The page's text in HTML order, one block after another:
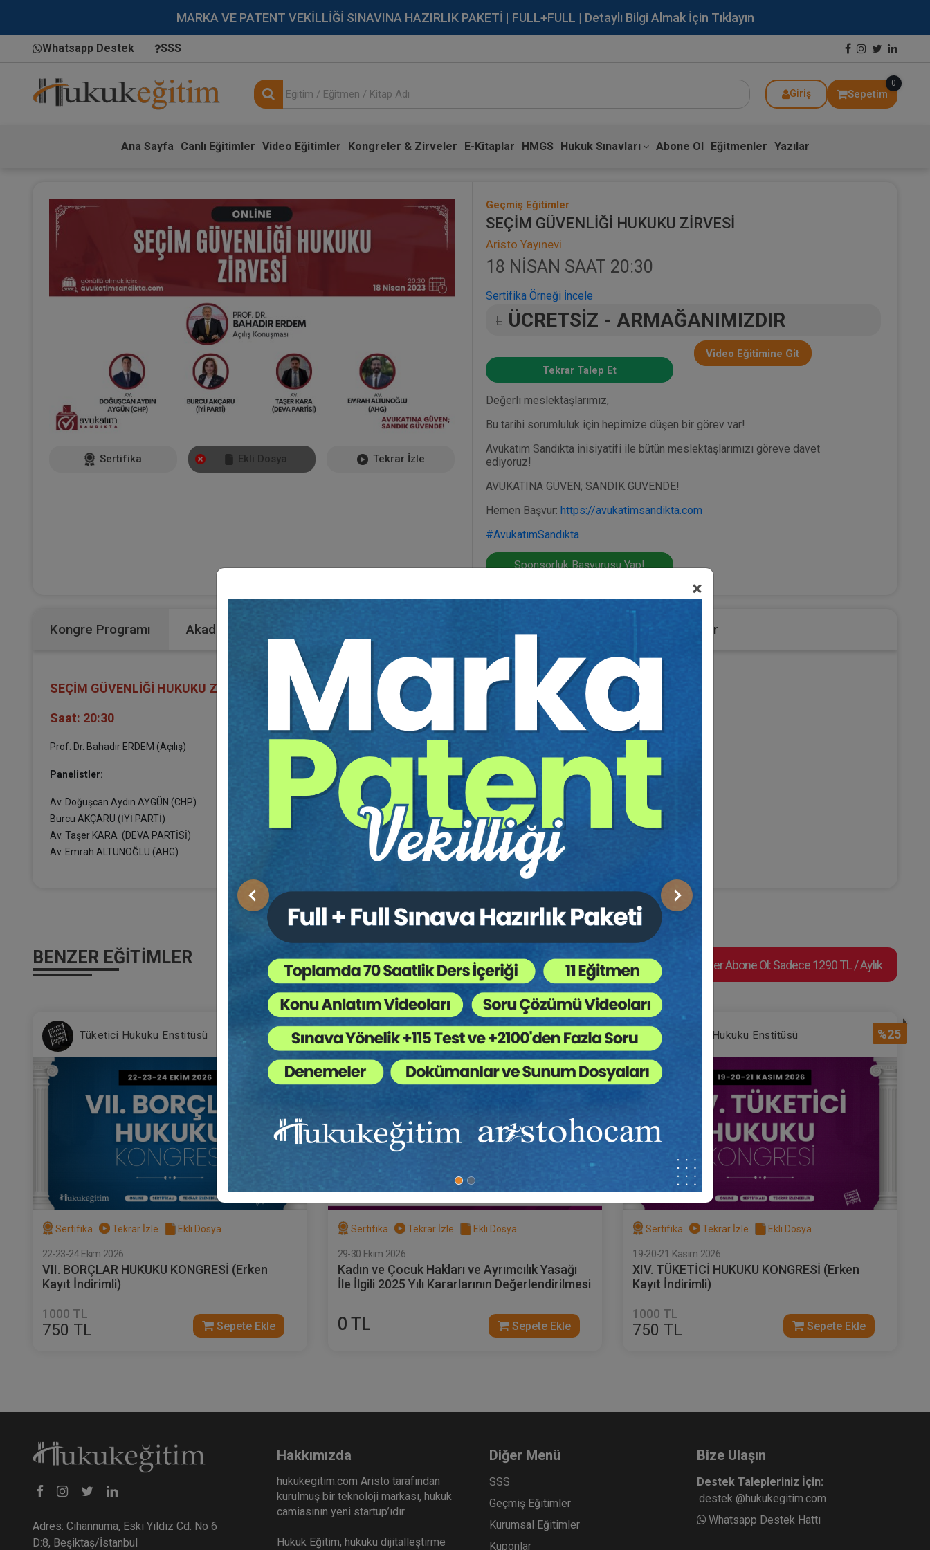
MARKA VE PATENT VEKİLLİĞİ SINAVINA HAZIRLIK PAKETİ | FULL+FULL | Detaylı Bilgi Almak İçin Tıklayın
Whatsapp Destek SSS
Giriş Sepetim
0
Ana Sayfa Canlı Eğitimler Video Eğitimler Kongreler & Zirveler E-Kitaplar HMGS Hukuk Sınavları Abone Ol Eğitmenler Yazılar
×
Önceki Sonraki
Sertifika Ekli Dosya Tekrar İzle
Geçmiş Eğitimler
SEÇİM GÜVENLİĞİ HUKUKU ZİRVESİ
Aristo Yayınevi
18 NİSAN SAAT 20:30
Sertifika Örneği İncele
L ÜCRETSİZ - ARMAĞANIMIZDIR
Tekrar Talep Et
Video Eğitimine Git
Değerli meslektaşlarımız,
Bu tarihi sorumluluk için hepimize düşen bir görev var!
Avukatım Sandıkta inisiyatifi ile bütün meslektaşlarımızı göreve davet
ediyoruz!
AVUKATINA GÜVEN; SANDIK GÜVENDE!
Hemen Başvur: https://avukatimsandikta.com
#AvukatımSandıkta
Sponsorluk Başvurusu Yap!
Kongre Programı Akademik Kurul Sponsor
SEÇİM GÜVENLİĞİ HUKUKU ZİRVESİ (18 Nisan 2023)
Saat: 20:30
Prof. Dr. Bahadır ERDEM (Açılış)
Panelistler:
Av. Doğuşcan Aydın AYGÜN (CHP)
Burcu AKÇARU (İYİ PARTİ)
Av. Taşer KARA (DEVA PARTİSİ)
Av. Emrah ALTUNOĞLU (AHG)
BENZER EĞITIMLER Süper Abone Ol: Sadece 1290 TL / Aylık
%25
Tüketici Hukuku Enstitüsü
Sertifika Tekrar İzle Ekli Dosya
22-23-24 Ekim 2026
VII. BORÇLAR HUKUKU KONGRESİ (Erken
Kayıt İndirimli)
1000 TL
750 TL Sepete Ekle
Hukuk Eğitim
Sertifika Tekrar İzle Ekli Dosya
29-30 Ekim 2026
Kadın ve Çocuk Hakları ve Ayrımcılık Yasağı
İle İlgili 2025 Yılı Kararlarının Değerlendirilmesi
0 TL Sepete Ekle
%25
Tüketici Hukuku Enstitüsü
Sertifika Tekrar İzle Ekli Dosya
19-20-21 Kasım 2026
XIV. TÜKETİCİ HUKUKU KONGRESİ (Erken
Kayıt İndirimli)
1000 TL
750 TL Sepete Ekle
Adres: Cihannüma, Eski Yıldız Cd. No 6
D:8, Beşiktaş/İstanbul
Hakkımızda
hukukegitim.com Aristo tarafından
kurulmuş bir teknoloji markası, hukuk
camiasının yeni startup’ıdır.
Hukuk Eğitim, hukuku dijitalleştirme
Diğer Menü
SSS
Geçmiş Eğitimler
Kurumsal Eğitimler
Kuponlar
Bize Ulaşın
Destek Talepleriniz İçin:
destek @hukukegitim.com
Whatsapp Destek Hattı